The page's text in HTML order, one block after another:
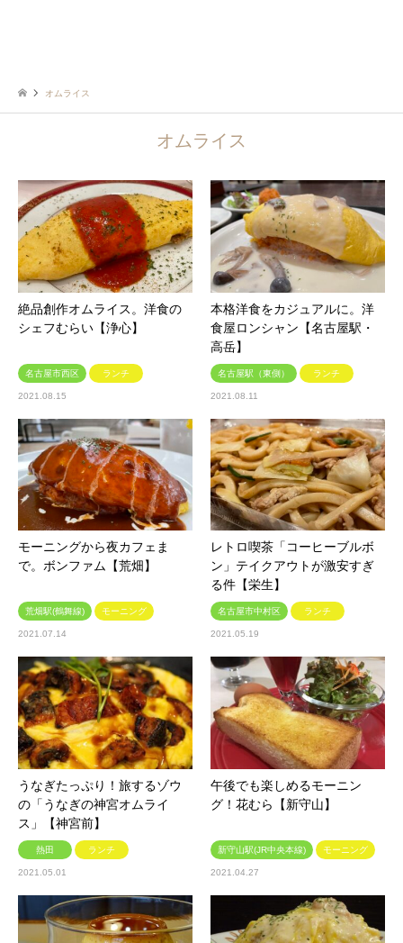
オムライス
オムライス
絶品創作オムライス。洋食の
シェフむらい【浄心】
名古屋市西区 ランチ
2021.08.15
本格洋食をカジュアルに。洋
食屋ロンシャン【名古屋駅・
高岳】
名古屋駅（東側） ランチ
2021.08.11
モーニングから夜カフェま
で。ボンファム【荒畑】
荒畑駅(鶴舞線) モーニング
2021.07.14
レトロ喫茶「コーヒーブルボ
ン」テイクアウトが激安すぎ
る件【栄生】
名古屋市中村区 ランチ
2021.05.19
うなぎたっぷり！旅するゾウ
の「うなぎの神宮オムライ
ス」【神宮前】
熱田 ランチ
2021.05.01
午後でも楽しめるモーニン
グ！花むら【新守山】
新守山駅(JR中央本線) モーニング
2021.04.27